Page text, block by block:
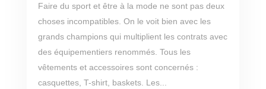
Faire du sport et être à la mode ne sont pas deux
choses incompatibles. On le voit bien avec les
grands champions qui multiplient les contrats avec
des équipementiers renommés. Tous les
vêtements et accessoires sont concernés :
casquettes, T-shirt, baskets. Les...